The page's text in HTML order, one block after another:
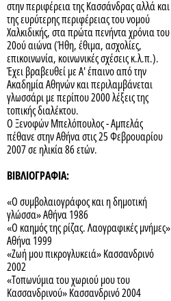
στην περιφέρεια της Κασσάνδρας αλλά και
της ευρύτερης περιφέρειας του νομού
Χαλκιδικής, στα πρώτα πενήντα χρόνια του
20ού αιώνα (Ήθη, έθιμα, ασχολίες,
επικοινωνία, κοινωνικές σχέσεις κ.λ.π.).
Έχει βραβευθεί με Α' έπαινο από την
Ακαδημία Αθηνών και περιλαμβάνεται
γλωσσάρι με περίπου 2000 λέξεις της
τοπικής διαλέκτου.
Ο Ξενοφών Μπελόπουλος - Αμπελάς
πέθανε στην Αθήνα στις 25 Φεβρουαρίου
2007 σε ηλικία 86 ετών.
ΒΙΒΛΙΟΓΡΑΦΙΑ:
«Ο συμβολαιογράφος και η δημοτική
γλώσσα» Αθήνα 1986
«Ο καημός της ρίζας. Λαογραφικές μνήμες»
Αθήνα 1999
«Ζωή μου πικρογλυκειά» Κασσανδρινό
2002
«Τοπωνύμια του χωριού μου του
Κασσανδρινού» Κασσανδρινό 2004